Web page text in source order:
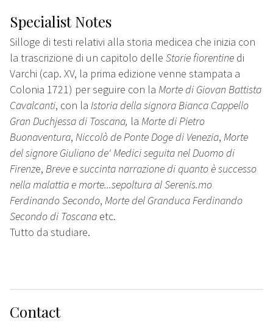
Specialist Notes
Silloge di testi relativi alla storia medicea che inizia con
la trascrizione di un capitolo delle Storie fiorentine di
Varchi (cap. XV, la prima edizione venne stampata a
Colonia 1721) per seguire con la Morte di Giovan Battista
Cavalcanti, con la Istoria della signora Bianca Cappello
Gran Duchjessa di Toscana, la Morte di Pietro
Buonaventura, Niccolò de Ponte Doge di Venezia, Morte
del signore Giuliano de' Medici seguita nel Duomo di
Firenze, Breve e succinta narrazione di quanto è successo
nella malattia e morte...sepoltura al Serenis.mo
Ferdinando Secondo, Morte del Granduca Ferdinando
Secondo di Toscana etc.
Tutto da studiare.
Contact